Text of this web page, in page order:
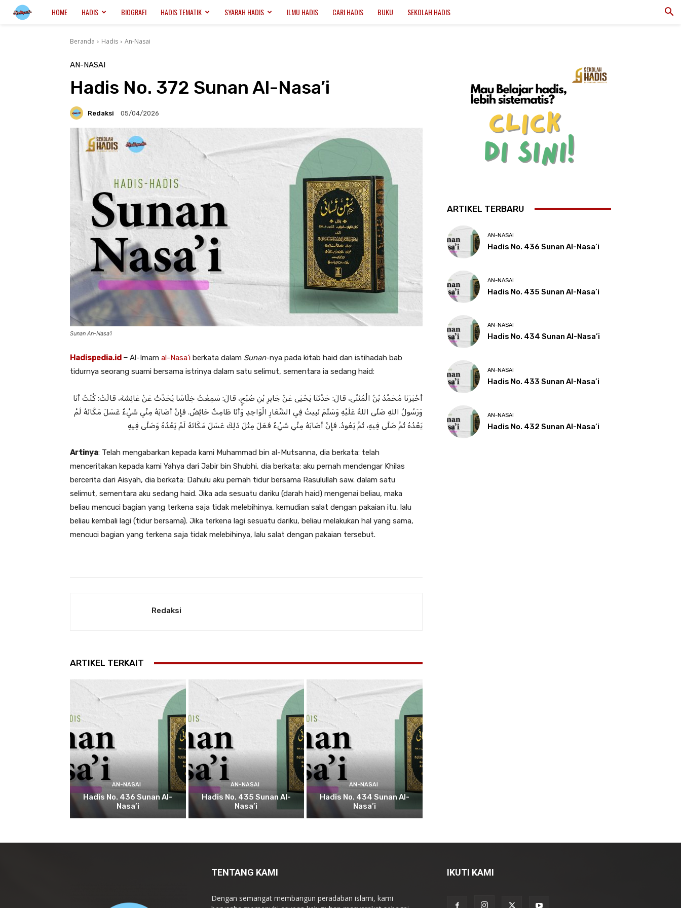
Hadispedia.ID
HOME HADIS BIOGRAFI HADIS TEMATIK SYARAH HADIS ILMU HADIS CARI HADIS BUKU SEKOLAH HADIS
Beranda Hadis An-Nasai
AN-NASAI
Hadis No. 372 Sunan Al-Nasa’i
Redaksi 05/04/2026
Sunan An-Nasa'i
Hadispedia.id – Al-Imam al-Nasa’i berkata dalam Sunan-nya pada kitab haid dan istihadah bab
tidurnya seorang suami bersama istrinya dalam satu selimut, sementara ia sedang haid:
أَخْبَرَنَا ‌مُحَمَّدُ بْنُ الْمُثَنَّى، قَالَ: حَدَّثَنَا ‌يَحْيَى عَنْ ‌جَابِرِ بْنِ صُبْحٍ، قَالَ: سَمِعْتُ ‌خِلَاسًا يُحَدِّثُ عَنْ ‌عَائِشَةَ، قَالَتْ: كُنْتُ أَنَا
وَرَسُولُ اللهِ صَلَّى اللهُ عَلَيْهِ وَسَلَّمَ نَبِيتُ فِي الشِّعَارِ الْوَاحِدِ وَأَنَا طَامِثٌ حَائِضٌ. فَإِنْ أَصَابَهُ مِنِّي شَيْءٌ غَسَلَ مَكَانَهُ لَمْ
يَعْدُهُ ثُمَّ صَلَّى فِيهِ، ثُمَّ يَعُودُ. فَإِنْ أَصَابَهُ مِنِّي شَيْءٌ فَعَلَ مِثْلَ ذَلِكَ غَسَلَ مَكَانَهُ لَمْ يَعْدُهُ وَصَلَّى فِيهِ
Artinya: Telah mengabarkan kepada kami Muhammad bin al-Mutsanna, dia berkata: telah
menceritakan kepada kami Yahya dari Jabir bin Shubhi, dia berkata: aku pernah mendengar Khilas
bercerita dari Aisyah, dia berkata: Dahulu aku pernah tidur bersama Rasulullah saw. dalam satu
selimut, sementara aku sedang haid. Jika ada sesuatu dariku (darah haid) mengenai beliau, maka
beliau mencuci bagian yang terkena saja tidak melebihinya, kemudian salat dengan pakaian itu, lalu
beliau kembali lagi (tidur bersama). Jika terkena lagi sesuatu dariku, beliau melakukan hal yang sama,
mencuci bagian yang terkena saja tidak melebihinya, lalu salat dengan pakaian tersebut.
Redaksi
ARTIKEL TERKAIT
AN-NASAI
Hadis No. 436 Sunan Al-
Nasa’i
AN-NASAI
Hadis No. 435 Sunan Al-
Nasa’i
AN-NASAI
Hadis No. 434 Sunan Al-
Nasa’i
ARTIKEL TERBARU
AN-NASAI
Hadis No. 436 Sunan Al-Nasa’i
AN-NASAI
Hadis No. 435 Sunan Al-Nasa’i
AN-NASAI
Hadis No. 434 Sunan Al-Nasa’i
AN-NASAI
Hadis No. 433 Sunan Al-Nasa’i
AN-NASAI
Hadis No. 432 Sunan Al-Nasa’i
TENTANG KAMI
Dengan semangat membangun peradaban islami, kami
IKUTI KAMI